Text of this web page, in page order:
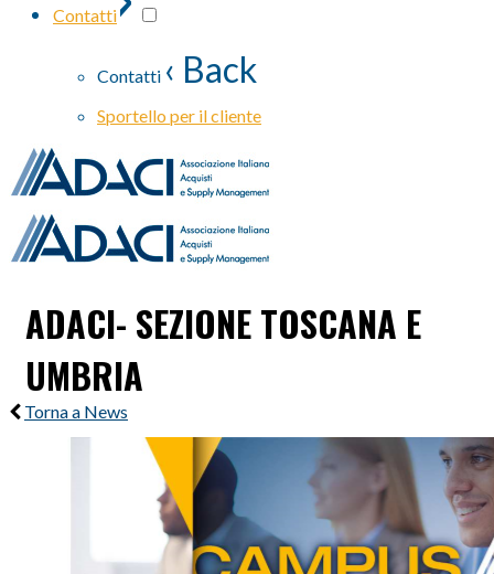
Contatti
Contatti ‹ Back
Sportello per il cliente
ADACI- SEZIONE TOSCANA E
UMBRIA
Torna a News